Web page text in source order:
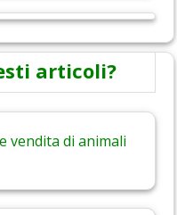
articoli?
vendita di animali